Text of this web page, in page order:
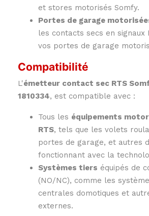
et stores motorisés Somfy.
Portes de garage
les contacts secs en signaux
vos portes de garage
Compatibilité
L'émetteur contact sec RTS
1810334, est compatible avec :
Tous les équipements
RTS, tels que les volets
portes de garage, et autres
fonctionnant avec la
Systèmes tiers équipés de
(NO/NC), comme les
centrales domotiques et
externes.